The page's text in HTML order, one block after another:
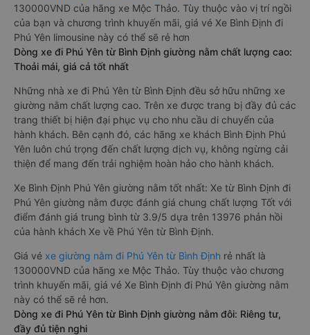
130000VND của hãng xe Mộc Thảo. Tùy thuộc vào vị trí ngồi
của bạn và chương trình khuyến mãi, giá vé Xe Bình Định đi
Phú Yên limousine này có thể sẽ rẻ hơn
Dòng xe đi Phú Yên từ Bình Định giường nằm chất lượng cao:
Thoải mái, giá cả tốt nhất
Những nhà xe đi Phú Yên từ Bình Định đều sở hữu những xe
giường nằm chất lượng cao. Trên xe được trang bị đầy đủ các
trang thiết bị hiện đại phục vụ cho nhu cầu di chuyển của
hành khách. Bên cạnh đó, các hãng xe khách Bình Định Phú
Yên luôn chú trọng đến chất lượng dịch vụ, không ngừng cải
thiện để mang đến trải nghiệm hoàn hảo cho hành khách.
Xe Bình Định Phú Yên giường nằm tốt nhất: Xe từ Bình Định đi
Phú Yên giường nằm được đánh giá chung chất lượng Tốt với
điểm đánh giá trung bình từ 3.9/5 dựa trên 13976 phản hồi
của hành khách Xe về Phú Yên từ Bình Định.
Giá vé xe giường nằm đi Phú Yên từ Bình Định rẻ nhất là
130000VND của hãng xe Mộc Thảo. Tùy thuộc vào chương
trình khuyến mãi, giá vé Xe Bình Định đi Phú Yên giường nằm
này có thể sẽ rẻ hơn.
Dòng xe đi Phú Yên từ Bình Định giường nằm đôi: Riêng tư,
đầy đủ tiện nghi